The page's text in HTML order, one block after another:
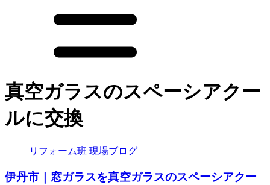
真空ガラスのスペーシアクー
ルに交換
リフォーム班 現場ブログ
伊丹市｜窓ガラスを真空ガラスのスペーシアクー